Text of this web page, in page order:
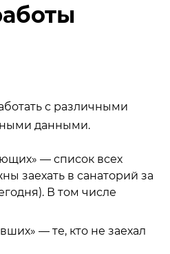
с различными
данными.
— список всех
заехать в санаторий за
В том числе
— те, кто не заехал